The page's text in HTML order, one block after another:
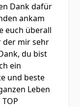
Dank dafür
ankam
euch überall
der mir sehr
du bist
ein
und beste
Leben